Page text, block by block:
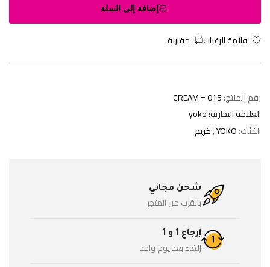
إضافة إلى السلة
قائمة الرغبات مقارنة
رقم المنتج:CREAM = 015
العلامة التجارية:yoko
الفئات:YOKO
,كريم
شحن مجاني
بالقرب من المتجر
إرجاع 1 و 1
إلغاء بعد يوم واحد